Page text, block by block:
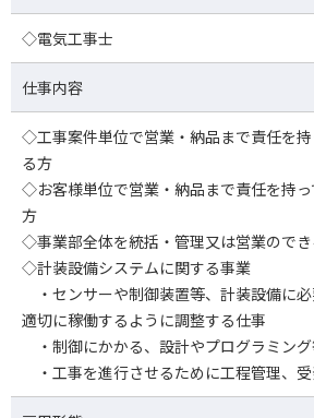
◇電気工事士
仕事内容
◇工事案件単位で営業・納品まで責任を
る方
◇お客様単位で営業・納品まで責任を持
方
◇事業部全体を統括・管理又は営業ので
◇計装設備システムに関する事業
・センサーや制御装置等、計装設備に必
適切に稼働するように調整する仕事
・制御にかかる、設計やプログラミン
・工事を進行させるために工程管理、